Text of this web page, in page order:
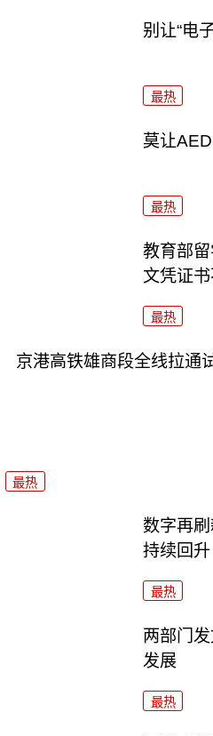
别让“电
最热
莫让
最热
教育部
文凭证
最热
京港高铁雄商段全线拉通
最热
数字再
持续回升
最热
两部门
发展
最热